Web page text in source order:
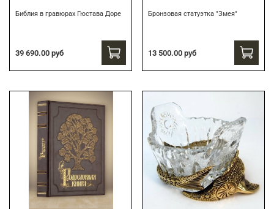
Библия в гравюрах Гюстава Доре
39 690.00 руб
Бронзовая статуэтка "Змея"
13 500.00 руб